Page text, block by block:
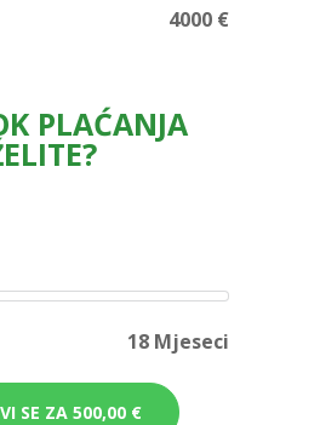
4000 €
PLAĆANJA
18 Mjeseci
SE ZA 500,00 €